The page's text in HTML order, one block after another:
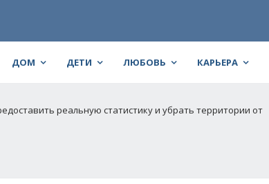
ДОМ ДЕТИ ЛЮБОВЬ КАРЬЕРА
реальную статистику и убрать территории от